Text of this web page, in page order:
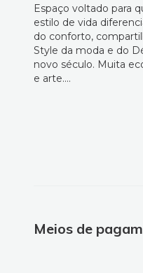
Espaço voltado para
estilo de vida
do conforto,
Style da moda e do
novo século. Muita
e arte....
Meios de